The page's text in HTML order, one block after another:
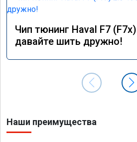
Чип тюнинг Haval F7
давайте шить дружно!
Наши преимущества